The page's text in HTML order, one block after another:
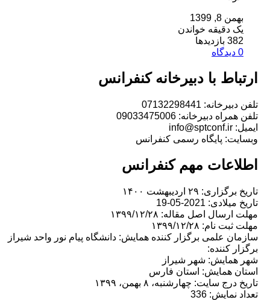
دقیقه خواندن
با دبیرخانه کنفرانس
07132298441
دبیرخانه: 09033475006
پایگاه رسمی کنفرانس
مهم کنفرانس
۲۹ اردیبهشت ۱۴۰۰
2021-05-19
اصل مقاله: ۱۳۹۹/۱۲/۲۸
نام: ۱۳۹۹/۱۲/۲۸
علمی برگزار کننده همایش: دانشگاه پیام نور واحد شیراز
کننده:
شهر شیراز
همایش: استان فارس
سایت: چهارشنبه، ۸ بهمن، ۱۳۹۹
336